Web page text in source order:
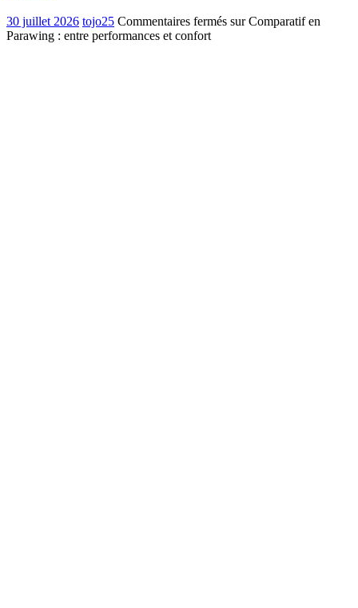
30 juillet 2026 tojo25 Commentaires fermés sur Comparatif en
Parawing : entre performances et confort